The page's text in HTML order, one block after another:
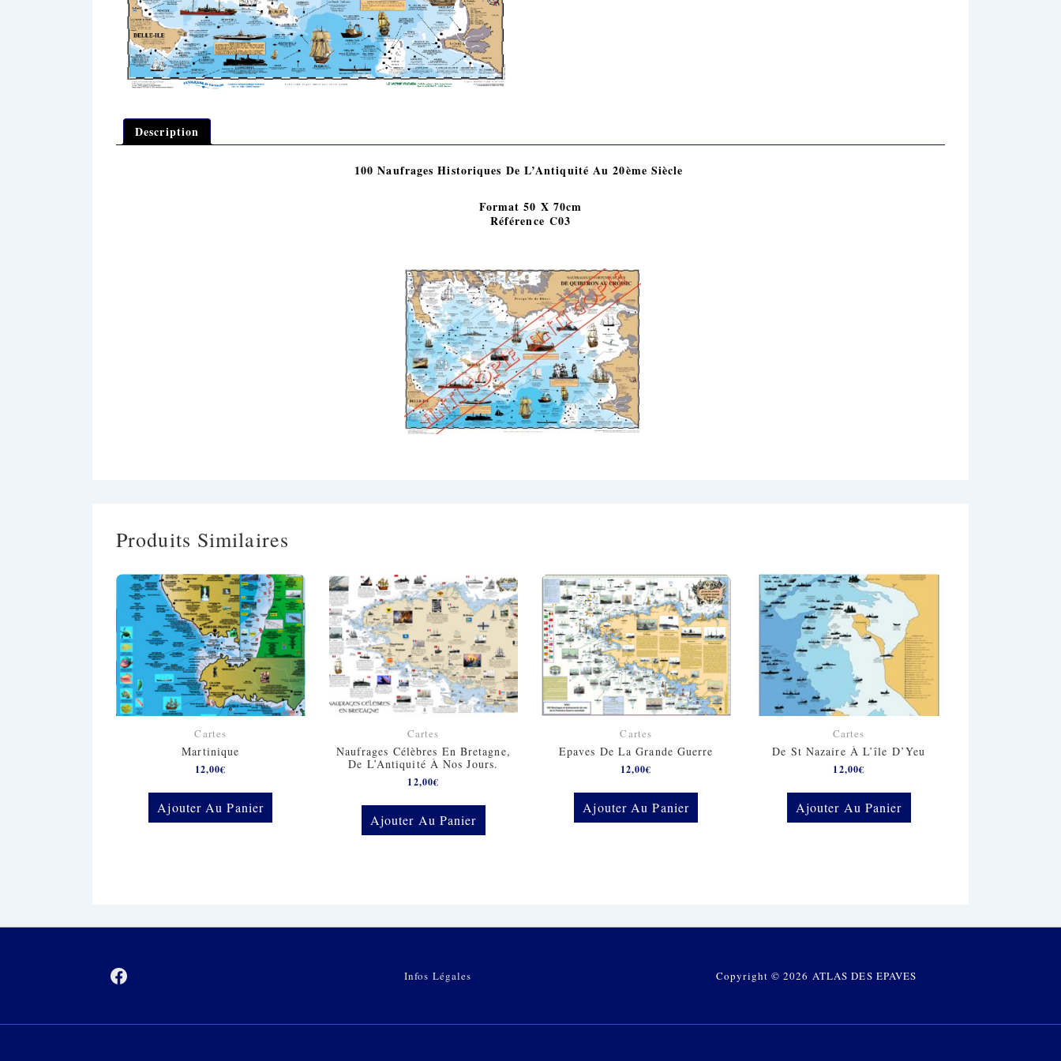
Description
100 Naufrages Historiques De L’Antiquité Au 20ème Siècle
Format 50 X 70cm
Référence C03
Produits Similaires
Cartes
Martinique
12,00€
Ajouter Au Panier
Cartes
Naufrages Célèbres En Bretagne,
De L’Antiquité À Nos Jours.
12,00€
Ajouter Au Panier
Cartes
Epaves De La Grande Guerre
12,00€
Ajouter Au Panier
Cartes
De St Nazaire À L’île D’Yeu
12,00€
Ajouter Au Panier
Menu
Bas
Infos Légales Copyright © 2026 ATLAS DES EPAVES